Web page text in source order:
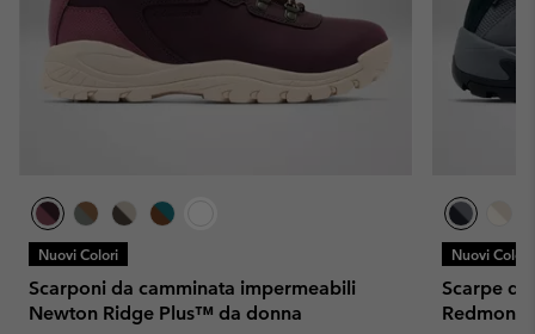
Nuovi Colori
Scarponi da camminata impermeabili
Newton Ridge Plus™ da donna
Nuovi Colori
Scarpe